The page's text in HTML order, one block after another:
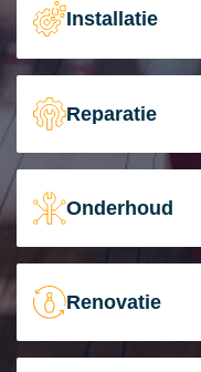
Installatie
Reparatie
Onderhoud
Renovatie